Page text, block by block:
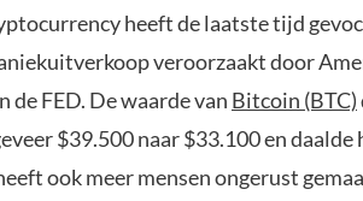
heeft de laatste tijd
veroorzaakt door
de FED. De waarde van Bitcoin (BTC)
$39.500 naar $33.100 en daalde
ook meer mensen ongerust